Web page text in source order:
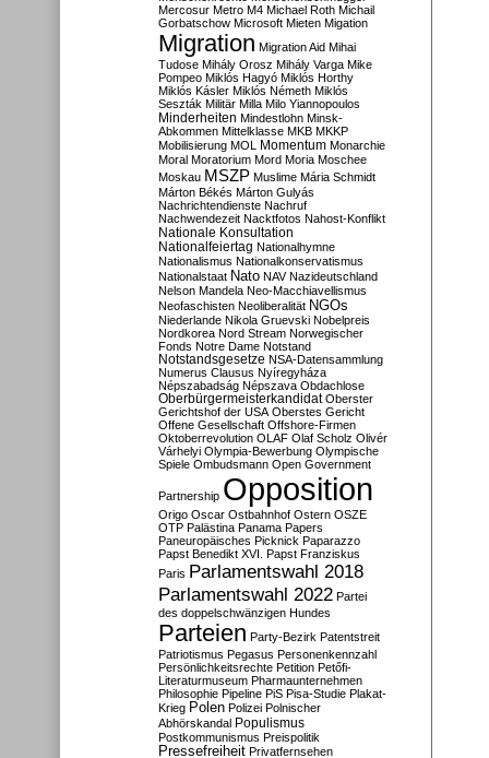
Mercosur Metro M4 Michael Roth Michail
Gorbatschow Microsoft Mieten Migation
Migration Migration Aid Mihai
Tudose Mihály Orosz Mihály Varga Mike
Pompeo Miklós Hagyó Miklós Horthy
Miklós Kásler Miklós Németh Miklós
Seszták Militär Milla Milo Yiannopoulos
Minderheiten Mindestlohn Minsk-
Abkommen Mittelklasse MKB MKKP
Mobilisierung MOL Momentum Monarchie
Moral Moratorium Mord Moria Moschee
Moskau MSZP Muslime Mária Schmidt
Márton Békés Márton Gulyás
Nachrichtendienste Nachruf
Nachwendezeit Nacktfotos Nahost-Konflikt
Nationale Konsultation
Nationalfeiertag Nationalhymne
Nationalismus Nationalkonservatismus
Nationalstaat Nato NAV Nazideutschland
Nelson Mandela Neo-Macchiavellismus
Neofaschisten Neoliberalität NGOs
Niederlande Nikola Gruevski Nobelpreis
Nordkorea Nord Stream Norwegischer
Fonds Notre Dame Notstand
Notstandsgesetze NSA-Datensammlung
Numerus Clausus Nyíregyháza
Népszabadság Népszava Obdachlose
Oberbürgermeisterkandidat Oberster
Gerichtshof der USA Oberstes Gericht
Offene Gesellschaft Offshore-Firmen
Oktoberrevolution OLAF Olaf Scholz Olivér
Várhelyi Olympia-Bewerbung Olympische
Spiele Ombudsmann Open Government
Partnership Opposition
Origo Oscar Ostbahnhof Ostern OSZE
OTP Palästina Panama Papers
Paneuropäisches Picknick Paparazzo
Papst Benedikt XVI. Papst Franziskus
Paris Parlamentswahl 2018
Parlamentswahl 2022 Partei
des doppelschwänzigen Hundes
Parteien Party-Bezirk Patentstreit
Patriotismus Pegasus Personenkennzahl
Persönlichkeitsrechte Petition Petőfi-
Literaturmuseum Pharmaunternehmen
Philosophie Pipeline PiS Pisa-Studie Plakat-
Krieg Polen Polizei Polnischer
Abhörskandal Populismus
Postkommunismus Preispolitik
Pressefreiheit Privatfernsehen